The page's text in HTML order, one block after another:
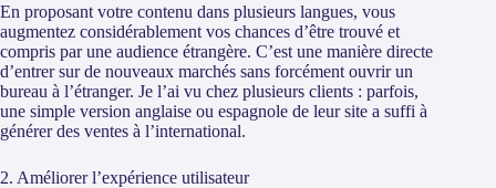
En proposant votre contenu dans plusieurs langues, vous
augmentez considérablement vos chances d’être trouvé et
compris par une audience étrangère. C’est une manière directe
d’entrer sur de nouveaux marchés sans forcément ouvrir un
bureau à l’étranger. Je l’ai vu chez plusieurs clients : parfois,
une simple version anglaise ou espagnole de leur site a suffi à
générer des ventes à l’international.
2. Améliorer l’expérience utilisateur